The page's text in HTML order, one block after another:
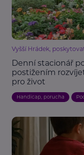
Vyšší Hrádek,
Denní stacionář
postižením
pro život
Handicap, porucha